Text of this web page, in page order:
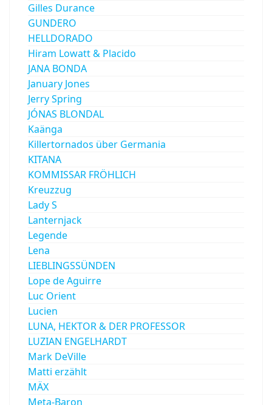
Gilles Durance
GUNDERO
HELLDORADO
Hiram Lowatt & Placido
JANA BONDA
January Jones
Jerry Spring
JÓNAS BLONDAL
Kaänga
Killertornados über Germania
KITANA
KOMMISSAR FRÖHLICH
Kreuzzug
Lady S
Lanternjack
Legende
Lena
LIEBLINGSSÜNDEN
Lope de Aguirre
Luc Orient
Lucien
LUNA, HEKTOR & DER PROFESSOR
LUZIAN ENGELHARDT
Mark DeVille
Matti erzählt
MÄX
Meta-Baron